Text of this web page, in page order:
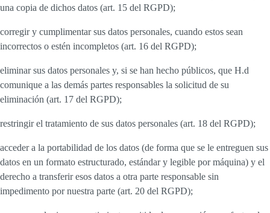
una copia de dichos datos (art. 15 del RGPD);
corregir y cumplimentar sus datos personales, cuando estos sean
incorrectos o estén incompletos (art. 16 del RGPD);
eliminar sus datos personales y, si se han hecho públicos, que H.d
comunique a las demás partes responsables la solicitud de su
eliminación (art. 17 del RGPD);
restringir el tratamiento de sus datos personales (art. 18 del RGPD);
acceder a la portabilidad de los datos (de forma que se le entreguen sus
datos en un formato estructurado, estándar y legible por máquina) y el
derecho a transferir esos datos a otra parte responsable sin
impedimento por nuestra parte (art. 20 del RGPD);